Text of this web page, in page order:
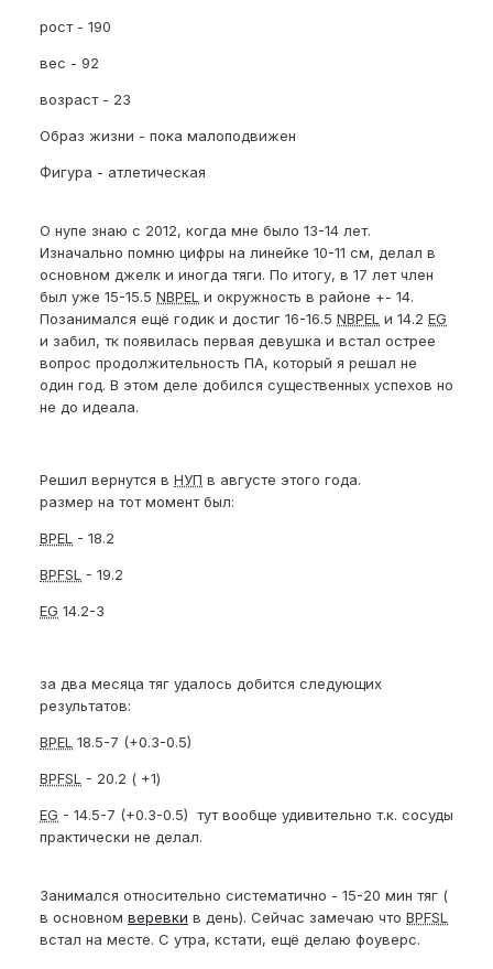
рост - 190
вес - 92
возраст - 23
Образ жизни - пока малоподвижен
Фигура - атлетическая
О нупе знаю с 2012, когда мне было 13-14 лет.
Изначально помню цифры на линейке 10-11 см, делал в
основном джелк и иногда тяги. По итогу, в 17 лет член
был уже 15-15.5 NBPEL и окружность в районе +- 14.
Позанимался ещё годик и достиг 16-16.5 NBPEL и 14.2 EG
и забил, тк появилась первая девушка и встал острее
вопрос продолжительность ПА, который я решал не
один год. В этом деле добился существенных успехов но
не до идеала.
Решил вернутся в НУП в августе этого года.
размер на тот момент был:
BPEL - 18.2
BPFSL - 19.2
EG 14.2-3
за два месяца тяг удалось добится следующих
результатов:
BPEL 18.5-7 (+0.3-0.5)
BPFSL - 20.2 ( +1)
EG - 14.5-7 (+0.3-0.5) тут вообще удивительно т.к. сосуды
практически не делал.
Занимался относительно систематично - 15-20 мин тяг (
в основном веревки в день). Сейчас замечаю что BPFSL
встал на месте. С утра, кстати, ещё делаю фоуверс.